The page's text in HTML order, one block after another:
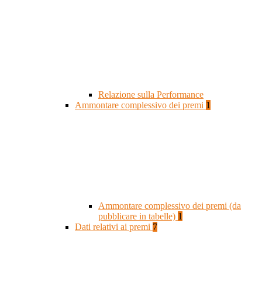
Relazione sulla Performance
Ammontare complessivo dei premi 1
Ammontare complessivo dei premi (da
pubblicare in tabelle) 1
Dati relativi ai premi 7